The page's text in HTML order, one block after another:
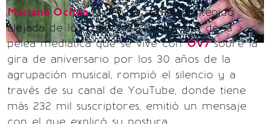
Mariana Ochoa, quien se había mantenido
alejada de los reflectores en medio de la
pelea mediática que se vive conOV7sobre la
gira de aniversario por los 30 años de la
agrupación musical, rompió el silencio y a
través de su canal de YouTube, donde tiene
más 232 mil suscriptores, emitió un mensaje